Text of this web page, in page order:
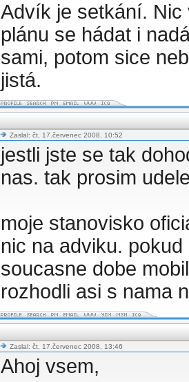
Advík je setkání.
plánu se hádat i
sami, potom sice
jistá.
Zaslal: čt, 17.červenec 2008, 10:52
jestli jste se tak
nas. tak prosim
moje stanovisko
nic na adviku.
soucasne dobe
rozhodli asi s nama
Zaslal: čt, 17.červenec 2008, 13:46
Ahoj vsem,